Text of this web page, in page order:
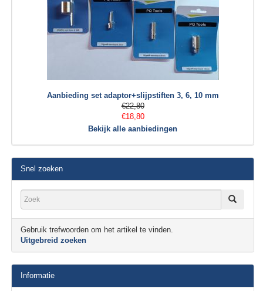
Aanbieding set adaptor+slijpstiften 3, 6, 10 mm
€22,80
€18,80
Bekijk alle aanbiedingen
Snel zoeken
Gebruik trefwoorden om het artikel te vinden.
Uitgebreid zoeken
Informatie